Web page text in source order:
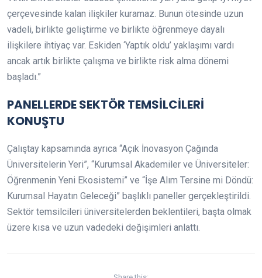
çerçevesinde kalan ilişkiler kuramaz. Bunun ötesinde uzun
vadeli, birlikte geliştirme ve birlikte öğrenmeye dayalı
ilişkilere ihtiyaç var. Eskiden ‘Yaptık oldu’ yaklaşımı vardı
ancak artık birlikte çalışma ve birlikte risk alma dönemi
başladı.”
PANELLERDE SEKTÖR TEMSİLCİLERİ
KONUŞTU
Çalıştay kapsamında ayrıca “Açık İnovasyon Çağında
Üniversitelerin Yeri”, “Kurumsal Akademiler ve Üniversiteler:
Öğrenmenin Yeni Ekosistemi” ve “İşe Alım Tersine mi Döndü:
Kurumsal Hayatın Geleceği” başlıklı paneller gerçekleştirildi.
Sektör temsilcileri üniversitelerden beklentileri, başta olmak
üzere kısa ve uzun vadedeki değişimleri anlattı.